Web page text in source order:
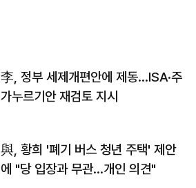
李, 정부 세제개편안에 제동…ISA·주
가누르기안 재검토 지시
與, 황희 '폐기 버스 청년 주택' 제안
에 "당 입장과 무관…개인 의견"